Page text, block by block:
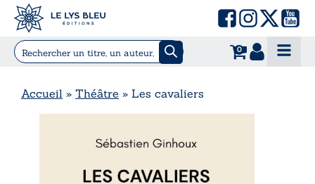
0
Accueil » Théâtre » Les cavaliers